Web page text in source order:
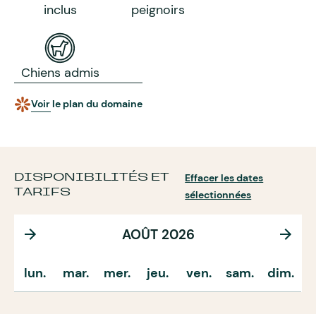
inclus
peignoirs
Chiens admis
Voir le plan du domaine
DISPONIBILITÉS ET
TARIFS
Effacer les dates
sélectionnées
AOÛT 2026
lun. mar. mer. jeu. ven. sam. dim.